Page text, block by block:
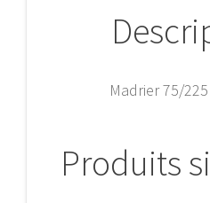
Madrier 75/
Produits